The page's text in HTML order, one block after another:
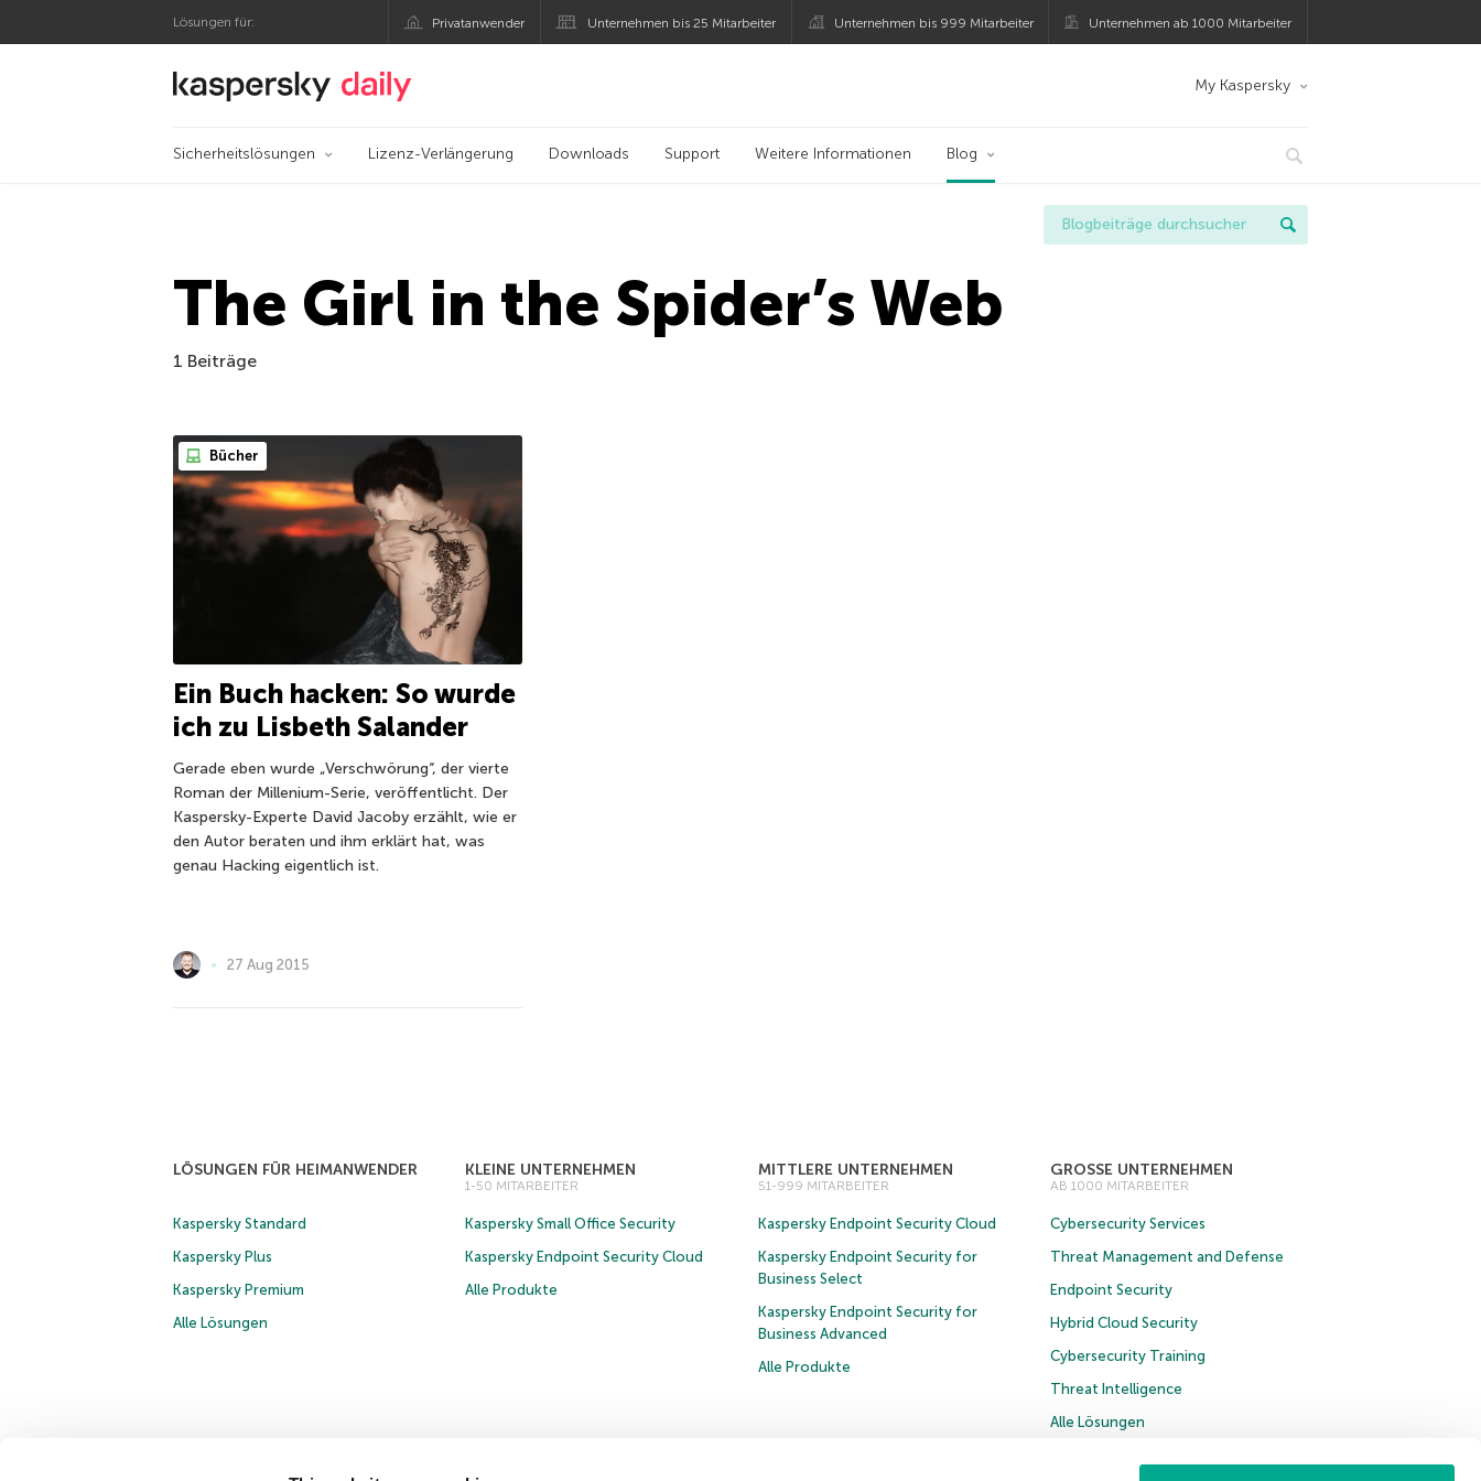
Lösungen für: Privatanwender Unternehmen bis 25 Mitarbeiter Unternehmen bis 999 Mitarbeiter Unternehmen ab 1000 Mitarbeiter
Offizieller Blog von Kaspersky My Kaspersky
Sicherheitslösungen Lizenz-Verlängerung Downloads Support Weitere Informationen Blog
The Girl in the Spider’s Web
1 Beiträge
Bücher
Ein Buch hacken: So wurde
ich zu Lisbeth Salander
Gerade eben wurde „Verschwörung“, der vierte
Roman der Millenium-Serie, veröffentlicht. Der
Kaspersky-Experte David Jacoby erzählt, wie er
den Autor beraten und ihm erklärt hat, was
genau Hacking eigentlich ist.
27 Aug 2015
LÖSUNGEN FÜR HEIMANWENDER
Kaspersky Standard
Kaspersky Plus
Kaspersky Premium
Alle Lösungen
KLEINE UNTERNEHMEN
1-50 MITARBEITER
Kaspersky Small Office Security
Kaspersky Endpoint Security Cloud
Alle Produkte
MITTLERE UNTERNEHMEN
51-999 MITARBEITER
Kaspersky Endpoint Security Cloud
Kaspersky Endpoint Security for
Business Select
Kaspersky Endpoint Security for
Business Advanced
Alle Produkte
GROSSE UNTERNEHMEN
AB 1000 MITARBEITER
Cybersecurity Services
Threat Management and Defense
Endpoint Security
Hybrid Cloud Security
Cybersecurity Training
Threat Intelligence
Alle Lösungen